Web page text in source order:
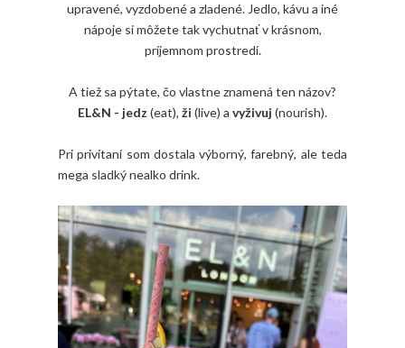
upravené, vyzdobené a zladené. Jedlo, kávu a iné
nápoje si môžete tak vychutnať v krásnom,
príjemnom prostredí.
A tiež sa pýtate, čo vlastne znamená ten názov?
EL&N - jedz (eat), ži (live) a vyživuj (nourish).
Pri privítaní som dostala výborný, farebný, ale teda
mega sladký nealko drink.